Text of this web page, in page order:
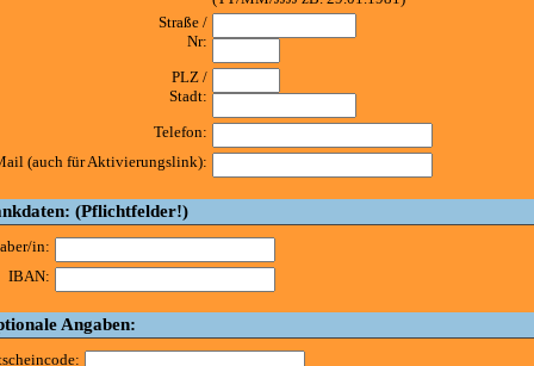
Straße /
Nr:
PLZ /
Stadt:
Telefon:
(auch für Aktivierungslink):
(Pflichtfelder!)
in:
IBAN:
Angaben: